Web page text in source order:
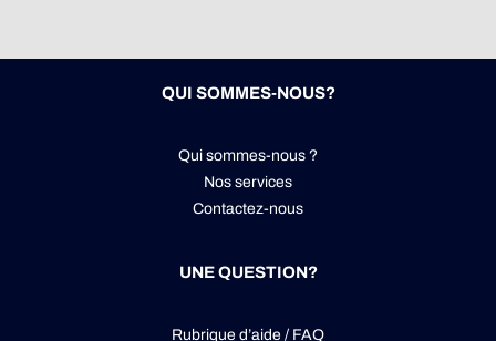
QUI SOMMES-NOUS?
Qui sommes-nous ?
Nos services
Contactez-nous
UNE QUESTION?
Rubrique d’aide / FAQ